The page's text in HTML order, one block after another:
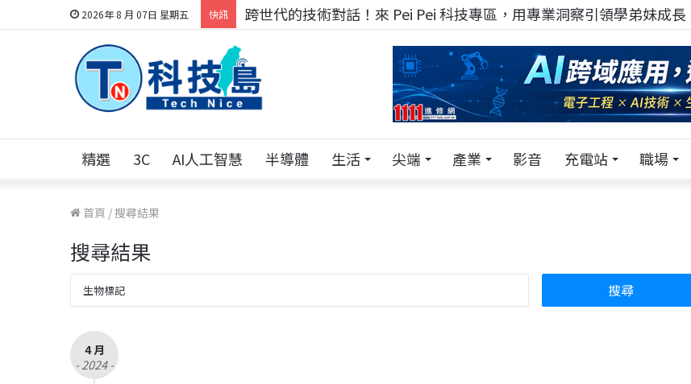
2026年 8 月 07日 星期五 快訊 科技人的經驗傳承地！在 Pei Pei 科技專區，與學弟妹交流最硬核的技術
精選 3C AI人工智慧 半導體 生活 尖端 產業 影音 充電站 職場
首頁 /搜尋結果
搜尋結果
4 月
- 2024 -